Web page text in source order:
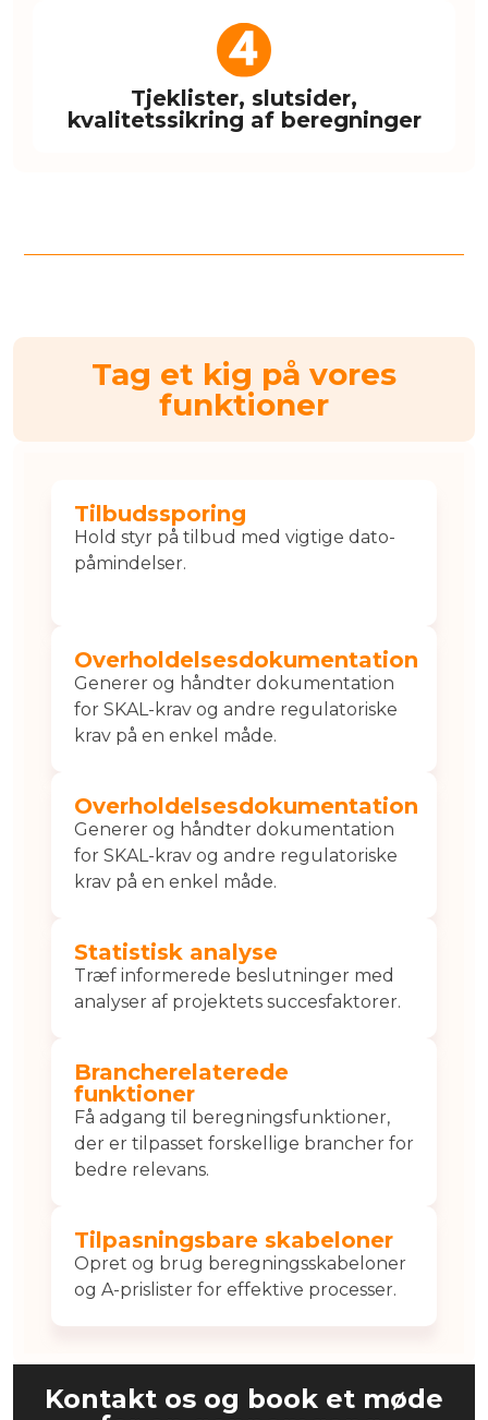
Tjeklister, slutsider,
kvalitetssikring af beregninger
Tag et kig på vores
funktioner
Tilbudssporing
Hold styr på tilbud med vigtige dato-
påmindelser.
Overholdelsesdokumentation
Generer og håndter dokumentation
for SKAL-krav og andre regulatoriske
krav på en enkel måde.
Overholdelsesdokumentation
Generer og håndter dokumentation
for SKAL-krav og andre regulatoriske
krav på en enkel måde.
Statistisk analyse
Træf informerede beslutninger med
analyser af projektets succesfaktorer.
Brancherelaterede
funktioner
Få adgang til beregningsfunktioner,
der er tilpasset forskellige brancher for
bedre relevans.
Tilpasningsbare skabeloner
Opret og brug beregningsskabeloner
og A-prislister for effektive processer.
Kontakt os og book et møde